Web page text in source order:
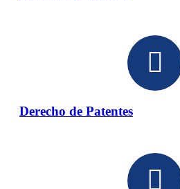
Derecho de Patentes